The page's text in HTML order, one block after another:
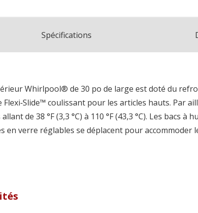
Spécifications
Whirlpool® de 30 po de large est doté du
coulissant pour les articles hauts. Par
de 38 °F (3,3 °C) à 110 °F (43,3 °C). Les bacs
en verre réglables se déplacent pour accommoder